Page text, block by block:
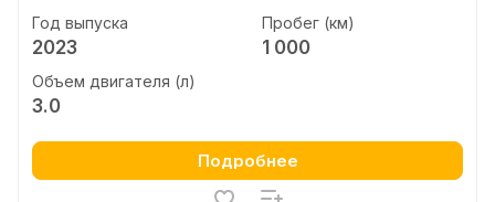
Год выпуска
2023
Пробег (км)
1 000
Объем двигателя (л)
3.0
Подробнее